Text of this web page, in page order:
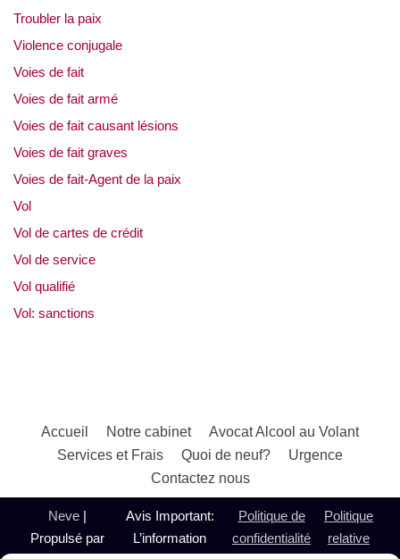
Troubler la paix
Violence conjugale
Voies de fait
Voies de fait armé
Voies de fait causant lésions
Voies de fait graves
Voies de fait-Agent de la paix
Vol
Vol de cartes de crédit
Vol de service
Vol qualifié
Vol: sanctions
Accueil Notre cabinet
Avocat Alcool au Volant
Services et Frais
Quoi de neuf?
Urgence
Contactez nous
Neve|
Propulsé par
Avis Important:
L’information
Politique de
confidentialité
Politique
relative